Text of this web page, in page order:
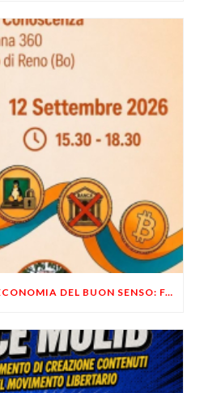
LIBERTÀ, PRIVACY ED ECONOMIA DEL BUON SENSO: FACCO E MUSUMECI A CASALECCHIO DI RENO (BO)